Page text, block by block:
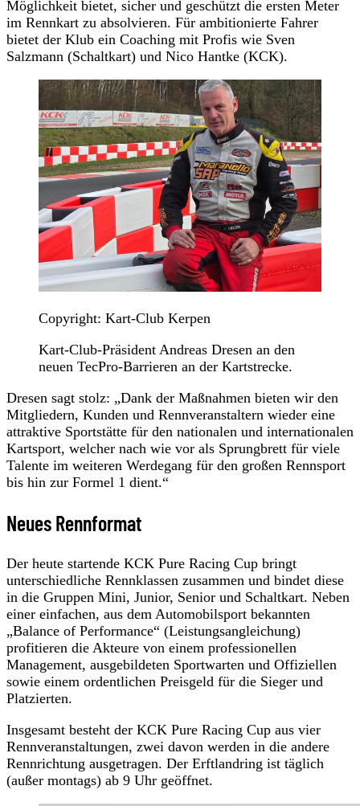
Möglichkeit bietet, sicher und geschützt die ersten Meter
im Rennkart zu absolvieren. Für ambitionierte Fahrer
bietet der Klub ein Coaching mit Profis wie Sven
Salzmann (Schaltkart) und Nico Hantke (KCK).
Copyright: Kart-Club Kerpen
Kart-Club-Präsident Andreas Dresen an den
neuen TecPro-Barrieren an der Kartstrecke.
Dresen sagt stolz: „Dank der Maßnahmen bieten wir den
Mitgliedern, Kunden und Rennveranstaltern wieder eine
attraktive Sportstätte für den nationalen und internationalen
Kartsport, welcher nach wie vor als Sprungbrett für viele
Talente im weiteren Werdegang für den großen Rennsport
bis hin zur Formel 1 dient.“
Neues Rennformat
Der heute startende KCK Pure Racing Cup bringt
unterschiedliche Rennklassen zusammen und bindet diese
in die Gruppen Mini, Junior, Senior und Schaltkart. Neben
einer einfachen, aus dem Automobilsport bekannten
„Balance of Performance“ (Leistungsangleichung)
profitieren die Akteure von einem professionellen
Management, ausgebildeten Sportwarten und Offiziellen
sowie einem ordentlichen Preisgeld für die Sieger und
Platzierten.
Insgesamt besteht der KCK Pure Racing Cup aus vier
Rennveranstaltungen, zwei davon werden in die andere
Rennrichtung ausgetragen. Der Erftlandring ist täglich
(außer montags) ab 9 Uhr geöffnet.